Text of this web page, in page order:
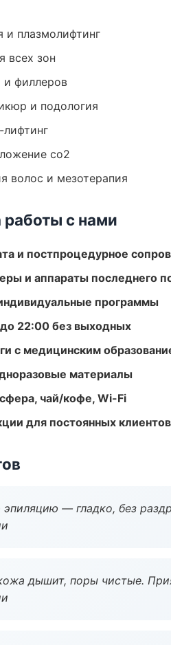
и плазмолифтинг
всех зон
и филлеров
и подология
co2
волос и мезотерапия
с нами
и постпроцедурное
и аппараты последнего
программы
22:00 без выходных
с медицинским
материалы
чай/кофе, Wi-Fi
для постоянных клиентов
— гладко, без
дышит, поры чистые.